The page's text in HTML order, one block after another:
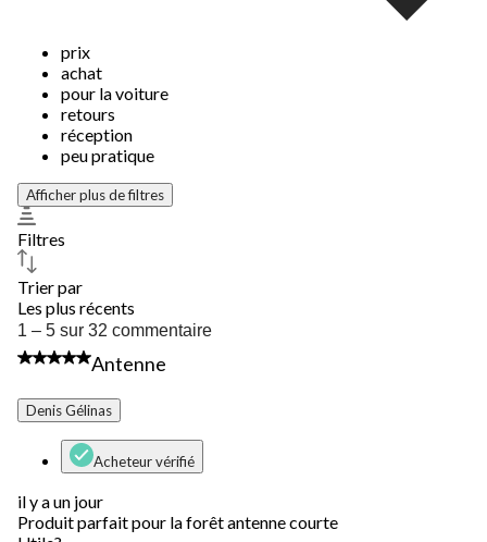
prix
achat
pour la voiture
retours
réception
peu pratique
Afficher plus de filtres
Filtres
Trier par
Les plus récents
1
à
5
32
1 – 5 sur 32 commentaire
5 étoile(s) sur 5.
Antenne
Denis Gélinas
Acheteur vérifié
il y a un jour
Produit parfait pour la forêt antenne courte